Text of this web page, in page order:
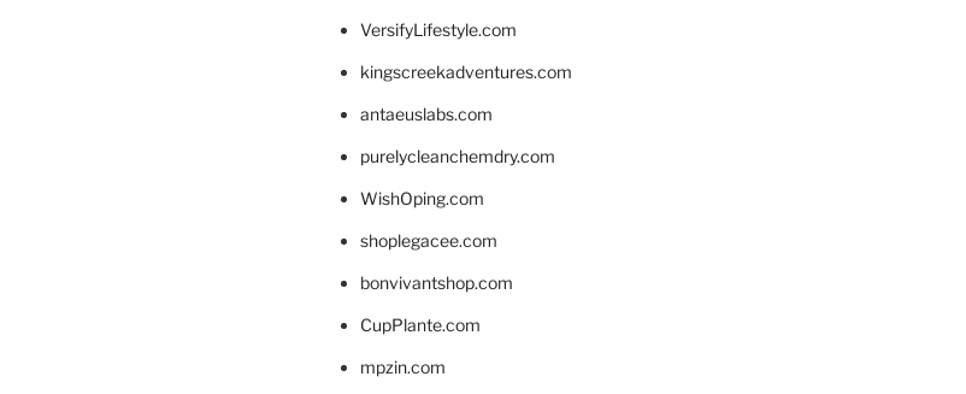
VersifyLifestyle.com
kingscreekadventures.com
antaeuslabs.com
purelycleanchemdry.com
WishOping.com
shoplegacee.com
bonvivantshop.com
CupPlante.com
mpzin.com